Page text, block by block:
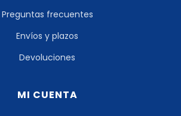
Preguntas frecuentes
Envíos y plazos
Devoluciones
MI CUENTA